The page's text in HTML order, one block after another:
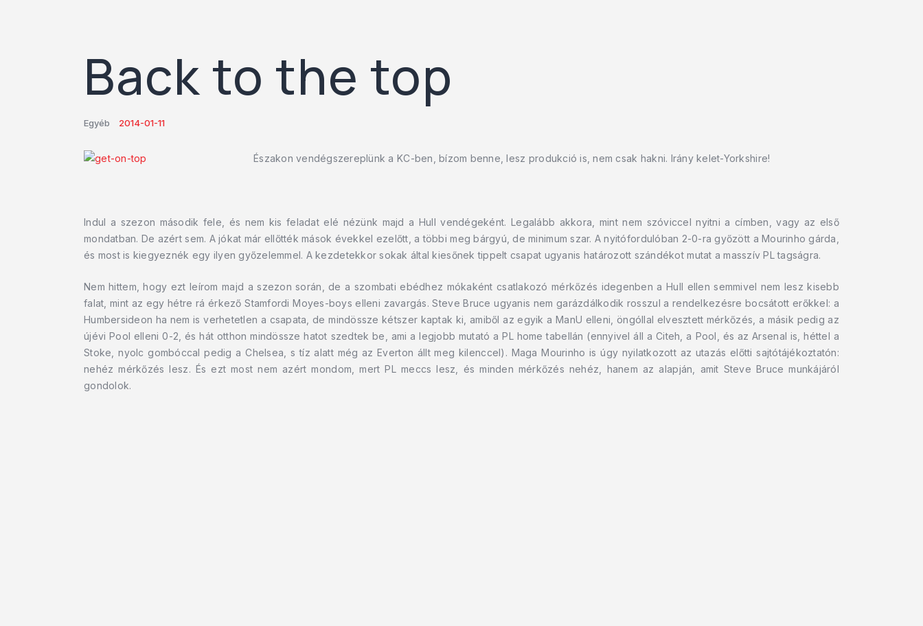
Back to the top
Egyéb 2014-01-11
Északon vendégszereplünk a KC-ben, bízom benne, lesz produkció is, nem csak hakni. Irány kelet-Yorkshire!
Indul a szezon második fele, és nem kis feladat elé nézünk majd a Hull vendégeként. Legalább akkora, mint nem szóviccel nyitni a címben, vagy az első
mondatban. De azért sem. A jókat már ellőtték mások évekkel ezelőtt, a többi meg bárgyú, de minimum szar. A nyitófordulóban 2-0-ra győzött a Mourinho gárda,
és most is kiegyeznék egy ilyen győzelemmel. A kezdetekkor sokak által kiesőnek tippelt csapat ugyanis határozott szándékot mutat a masszív PL tagságra.
Nem hittem, hogy ezt leírom majd a szezon során, de a szombati ebédhez mókaként csatlakozó mérkőzés idegenben a Hull ellen semmivel nem lesz kisebb
falat, mint az egy hétre rá érkező Stamfordi Moyes-boys elleni zavargás. Steve Bruce ugyanis nem garázdálkodik rosszul a rendelkezésre bocsátott erőkkel: a
Humbersideon ha nem is verhetetlen a csapata, de mindössze kétszer kaptak ki, amiből az egyik a ManU elleni, öngóllal elvesztett mérkőzés, a másik pedig az
újévi Pool elleni 0-2, és hát otthon mindössze hatot szedtek be, ami a legjobb mutató a PL home tabellán (ennyivel áll a Citeh, a Pool, és az Arsenal is, héttel a
Stoke, nyolc gombóccal pedig a Chelsea, s tíz alatt még az Everton állt meg kilenccel). Maga Mourinho is úgy nyilatkozott az utazás előtti sajtótájékoztatón:
nehéz mérkőzés lesz. És ezt most nem azért mondom, mert PL meccs lesz, és minden mérkőzés nehéz, hanem az alapján, amit Steve Bruce munkájáról
gondolok.